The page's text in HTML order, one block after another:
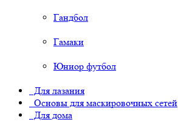
Гандбол
Гамаки
Юниор футбол
Для лазания
Основы для маскировочных сетей
Для дома